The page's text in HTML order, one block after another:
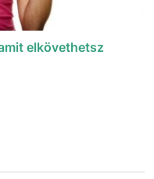
elkövethetsz